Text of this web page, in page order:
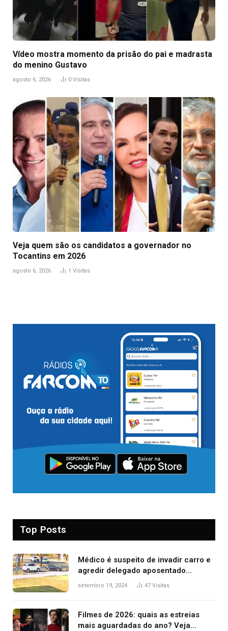
Vídeo mostra momento da prisão do pai e madrasta
do menino Gustavo
agosto 6, 2026 0 Visitas
Veja quem são os candidatos a governador no
Tocantins em 2026
agosto 6, 2026 1 Visitas
Top Posts
Médico é suspeito de invadir carro e
agredir delegado aposentado
durante confusão no trânsito
setembro 19, 2024 47 Visitas
Filmes de 2026: quais as estreias
mais aguardadas do ano? Veja